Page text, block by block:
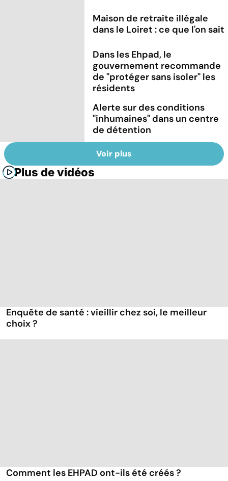
Maison de retraite illégale
dans le Loiret : ce que l'on sait
Dans les Ehpad, le
gouvernement recommande
de "protéger sans isoler" les
résidents
Alerte sur des conditions
"inhumaines" dans un centre
de détention
Voir plus
Plus de vidéos
Enquête de santé : vieillir chez soi, le meilleur
choix ?
Comment les EHPAD ont-ils été créés ?